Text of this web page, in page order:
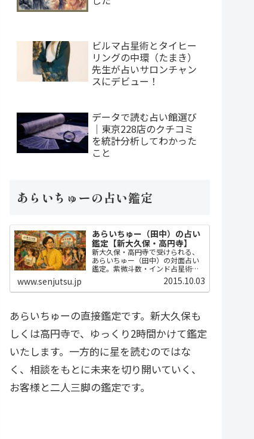
ビルマ占星術とタイヒー
リングの中環（たまき）
先生が占いサロンチャン
スにデビュー！
データで読む占い館選び
｜東京228店のクチコミ
を統計分析してわかった
こと
あらいちゅーの占い鑑定
あらいちゅー（田中）の占い
鑑定【新大久保・高円寺】
新大久保・高円寺で受けられる、
あらいちゅー（田中）の対面占い
鑑定。紫微斗数・インド占星術・
ダウジングで2時間かけてじっくり
占い、開運指導までセット。
MBA・FP・宅建士の実務知識に基
す。
www.senjutsu.jp 2015.10.03
あらいちゅーの直接鑑定です。新大久保も
しくは高円寺で、ゆっくり2時間かけて鑑定
いたします。一方的に星を読むのではな
く、相談をもとに未来を切り開いていく、
お客様と二人三脚の鑑定です。